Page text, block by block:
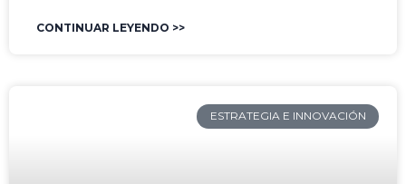
CONTINUAR LEYENDO >>
ESTRATEGIA E INNOVACIÓN